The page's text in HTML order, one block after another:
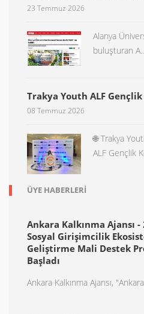
23 Temmuz 2026
Alanya
buluşturan
Trakya Youth ALF
08 Temmuz 2026
🌐 Trakya
ALF Gençlik
ÜYE HABERLERI
Ankara Kalkınma Ajansı -
Sosyal Girişimcilik
Geliştirme Mali Destek
Başladı
Ankara Kalkınma Ajansı,